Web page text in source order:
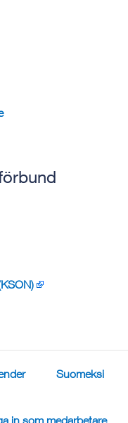
Suomeksi
in som medarbetare